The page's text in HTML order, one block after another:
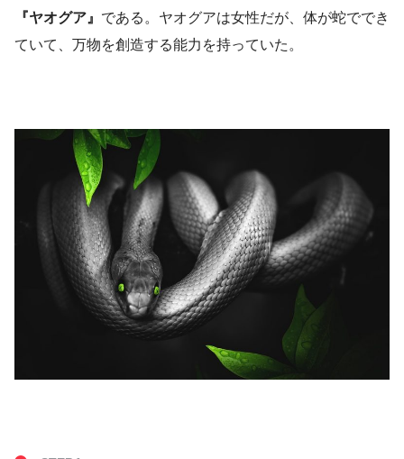
『ヤオグア』 である。ヤオグアは女性だが、体が蛇ででき
ていて、万物を創造する能力を持っていた。